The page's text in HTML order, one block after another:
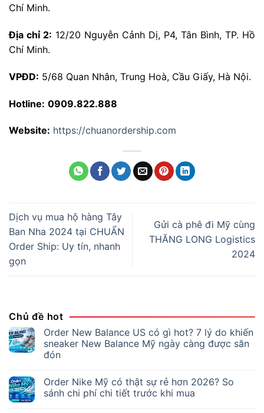
Chí Minh.
Địa chỉ 2: 12/20 Nguyễn Cảnh Dị, P4, Tân Bình, TP. Hồ
Chí Minh.
VPĐD: 5/68 Quan Nhân, Trung Hoà, Cầu Giấy, Hà Nội.
Hotline: 0909.822.888
Website: https://chuanordership.com
Dịch vụ mua hộ hàng Tây
Ban Nha 2024 tại CHUẨN
Order Ship: Uy tín, nhanh
gọn
Gửi cà phê đi Mỹ cùng
THĂNG LONG Logistics
2024
Chủ đề hot
Order New Balance US có gì hot? 7 lý do khiến
sneaker New Balance Mỹ ngày càng được săn
đón
Order Nike Mỹ có thật sự rẻ hơn 2026? So
sánh chi phí chi tiết trước khi mua